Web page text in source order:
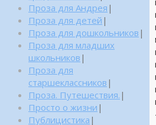
Проза для Андрея |
Проза для детей |
Проза для дошкольников |
Проза для младших
школьников |
Проза для
старшеклассников |
Проза. Путешествия. |
Просто о жизни |
Публицистика |